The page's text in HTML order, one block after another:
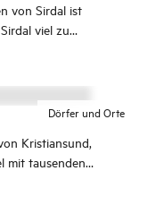
von Sirdal ist
viel zu
Dörfer und Orte
Kristiansund,
mit tausenden